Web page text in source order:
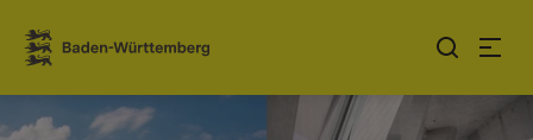
Sauter au contenu
Link zur Startseite